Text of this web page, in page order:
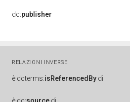
dc:publisher
RELAZIONI INVERSE
è dcterms:isReferencedBy di